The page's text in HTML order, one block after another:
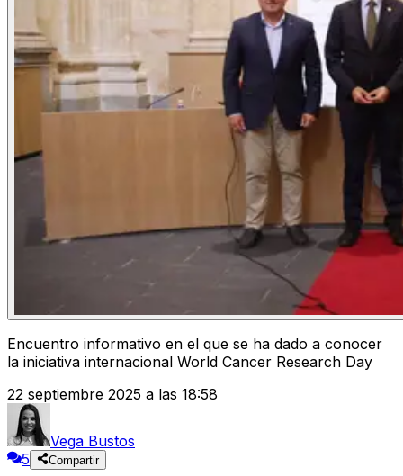
Encuentro informativo en el que se ha dado a conocer
la iniciativa internacional World Cancer Research Day
22 septiembre 2025 a las 18:58
Vega Bustos
5
Compartir